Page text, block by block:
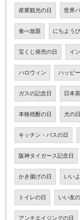
産業観光の日 世界
食べ放題 にちようび
宝くじ発売の日 イ
ハロウィン ハッピ
ガスの記念日 日本
本格焼酎の日 犬の日
キッチン・バスの日
阪神タイガース記念日
かき揚げの日 いい
トイレの日 いい友
アンチエイジングの日